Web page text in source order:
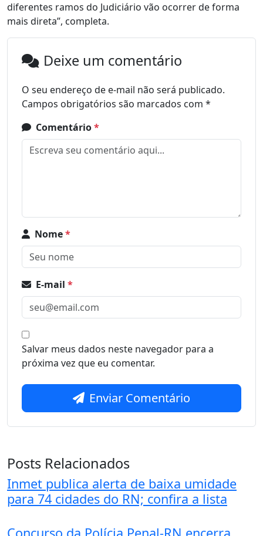
diferentes ramos do Judiciário vão ocorrer de forma
mais direta”, completa.
Deixe um comentário
O seu endereço de e-mail não será publicado.
Campos obrigatórios são marcados com *
Comentário*
Nome*
E-mail *
Salvar meus dados neste navegador para a
próxima vez que eu comentar.
Enviar Comentário
Posts Relacionados
Inmet publica alerta de baixa umidade
para 74 cidades do RN; confira a lista